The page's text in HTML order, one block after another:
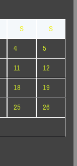
S
S
4
5
11
12
18
19
25
26